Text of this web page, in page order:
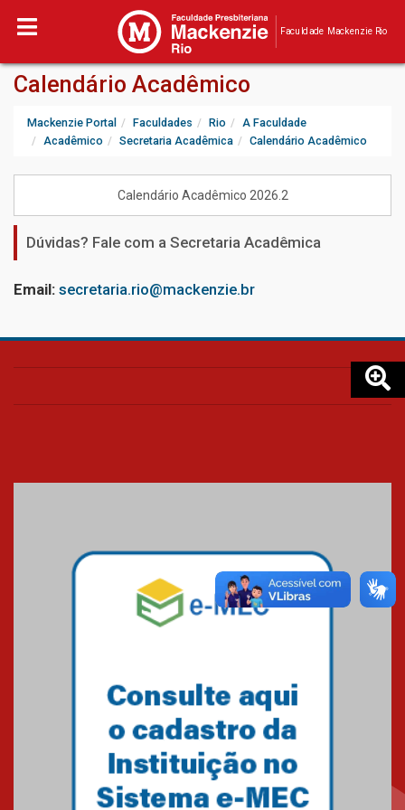
Faculdade Mackenzie Rio
Calendário Acadêmico
Mackenzie Portal Faculdades Rio
A Faculdade
Acadêmico
Secretaria Acadêmica Calendário Acadêmico
Calendário Acadêmico 2026.2
Dúvidas? Fale com a Secretaria Acadêmica
Email: secretaria.rio@mackenzie.br